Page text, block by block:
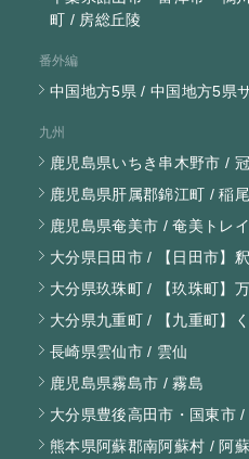
町 / 房総丘陵
番外編
中国地方5県 / 中国地方5県
九州
鹿児島県いちき串木野市 /
鹿児島県肝属郡錦江町 / 稲
鹿児島県奄美市 / 奄美トレ
大分県日田市 / 【日田市】
大分県玖珠町 / 【玖珠町】
大分県九重町 / 【九重町】
長崎県雲仙市 / 雲仙
鹿児島県霧島市 / 霧島
大分県豊後高田市・国東市 /
熊本県阿蘇郡南阿蘇村 / 阿蘇